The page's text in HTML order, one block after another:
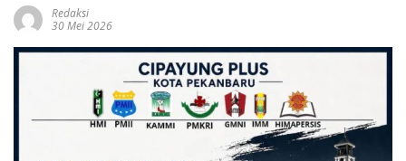
Redaksi
30 Mei 2026